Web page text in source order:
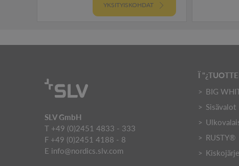
YKSITYISKOHDAT
SLV GmbH
T +49 (0)2451 4833 - 333
F +49 (0)2451 4188 - 8
E info@nordics.slv.com
Ï
BIG
Sisävalot
RUSTY®